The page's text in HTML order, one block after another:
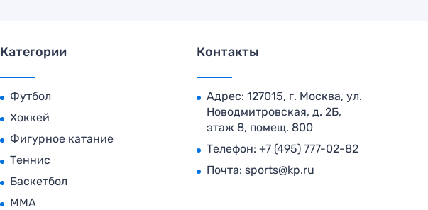
Категории
Футбол
Хоккей
Фигурное катание
Теннис
Баскетбол
MMA
Контакты
Адрес: 127015, г. Москва, ул.
Новодмитровская, д. 2Б,
этаж 8, помещ. 800
Телефон: +7 (495) 777-02-82
Почта: sports@kp.ru